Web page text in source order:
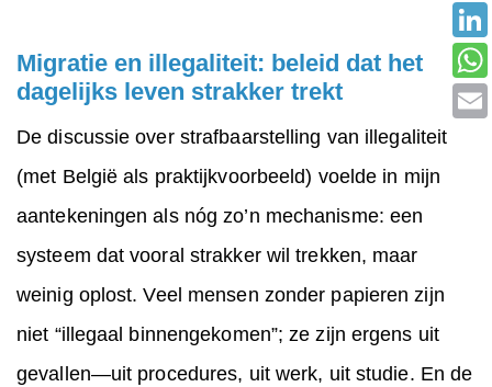
Migratie en illegaliteit: beleid dat het
dagelijks leven strakker trekt
De discussie over strafbaarstelling van illegaliteit
(met België als praktijkvoorbeeld) voelde in mijn
aantekeningen als nóg zo’n mechanisme: een
systeem dat vooral strakker wil trekken, maar
weinig oplost. Veel mensen zonder papieren zijn
niet “illegaal binnengekomen”; ze zijn ergens uit
gevallen—uit procedures, uit werk, uit studie. En de